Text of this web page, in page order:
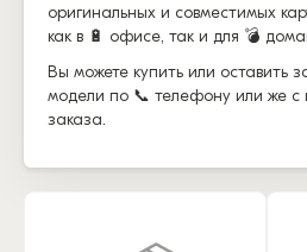
оригинальных и совместимых
как в 🔋 офисе, так и для 💣
Вы можете купить или оставить
модели по 📞 телефону или же с
заказа.